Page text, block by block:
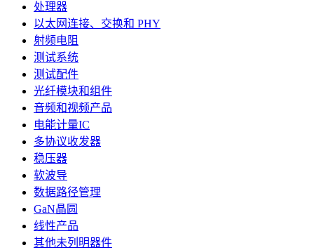
处理器
以太网连接、交换和 PHY
射频电阻
测试系统
测试配件
光纤模块和组件
音频和视频产品
电能计量IC
多协议收发器
稳压器
软波导
数据路径管理
GaN晶圆
线性产品
其他未列明器件